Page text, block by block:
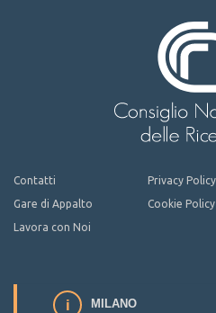
Contatti
Gare di Appalto
Lavora con Noi
Privacy Policy
Cookie Policy
MILANO